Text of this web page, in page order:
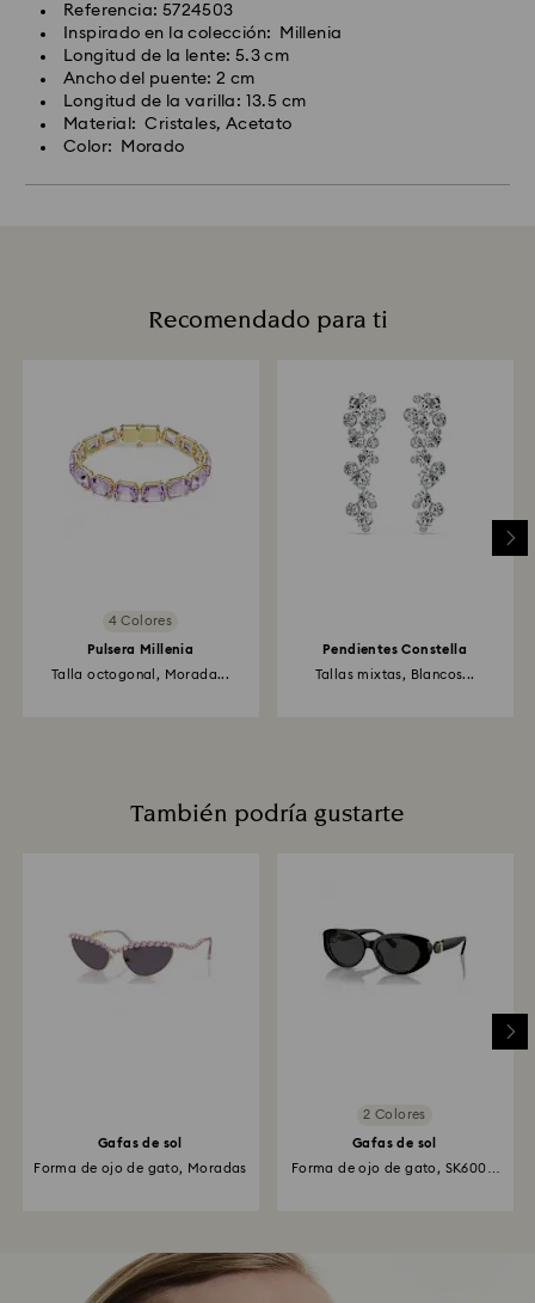
Referencia: 5724503
Inspirado en la colección: Millenia
Longitud de la lente: 5.3 cm
Ancho del puente: 2 cm
Longitud de la varilla: 13.5 cm
Material: Cristales, Acetato
Color: Morado
Recomendado para ti
4 Colores
Pulsera Millenia
Talla octogonal, Morada...
Pendientes Constella
Tallas mixtas, Blancos...
También podría gustarte
Gafas de sol
Forma de ojo de gato, Moradas
2 Colores
Gafas de sol
Forma de ojo de gato, SK6002,